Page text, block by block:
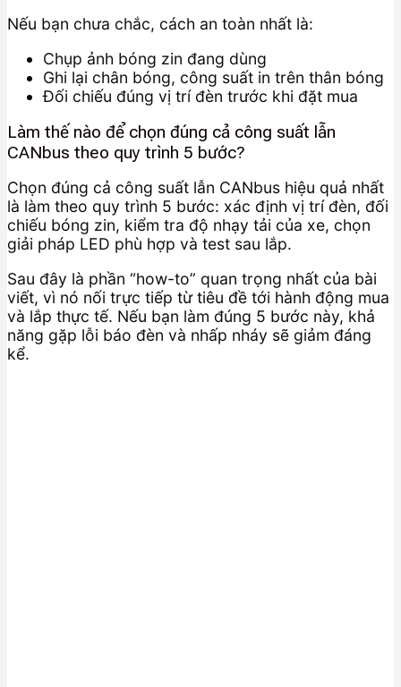
Nếu bạn chưa chắc, cách an toàn nhất là:
Chụp ảnh bóng zin đang dùng
Ghi lại chân bóng, công suất in trên thân bóng
Đối chiếu đúng vị trí đèn trước khi đặt mua
Làm thế nào để chọn đúng cả công suất lẫn
CANbus theo quy trình 5 bước?
Chọn đúng cả công suất lẫn CANbus hiệu quả nhất
là làm theo quy trình 5 bước: xác định vị trí đèn, đối
chiếu bóng zin, kiểm tra độ nhạy tải của xe, chọn
giải pháp LED phù hợp và test sau lắp.
Sau đây là phần “how-to” quan trọng nhất của bài
viết, vì nó nối trực tiếp từ tiêu đề tới hành động mua
và lắp thực tế. Nếu bạn làm đúng 5 bước này, khả
năng gặp lỗi báo đèn và nhấp nháy sẽ giảm đáng
kể.